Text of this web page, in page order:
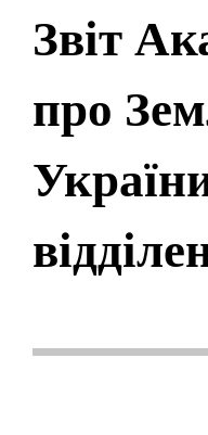
Звіт
про